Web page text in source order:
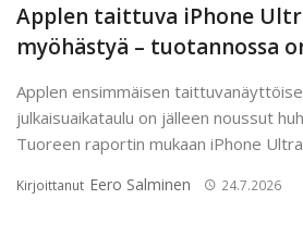
Applen taittuva iPhone
myöhästyä – tuotannossa
Applen ensimmäisen
julkaisuaikataulu on jälleen noussut
Tuoreen raportin mukaan iPhone Ultra
Kirjoittanut Eero Salminen 24.7.2026